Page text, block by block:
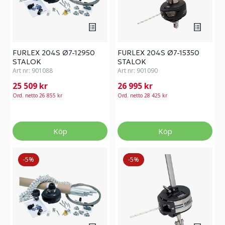
FURLEX 204S Ø7-12950
STALOK
Art nr: 901088
25 509 kr
Ord. netto 26 855 kr
Köp
FURLEX 204S Ø7-15350
STALOK
Art nr: 901090
26 995 kr
Ord. netto 28 425 kr
Köp
-5% -5%